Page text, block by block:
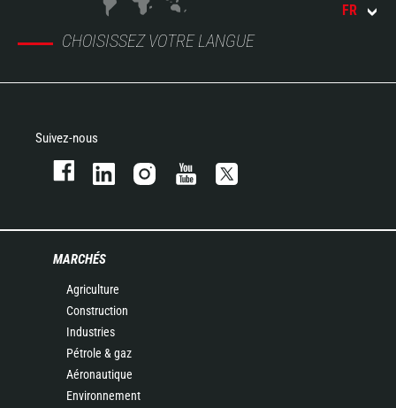
CHOISISSEZ VOTRE LANGUE
FR
Suivez-nous
MARCHÉS
Agriculture
Construction
Industries
Pétrole & gaz
Aéronautique
Environnement